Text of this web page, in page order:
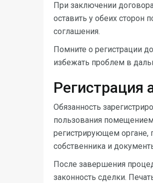
При заключении
оставить у обеих сторон
соглашения.
Помните о регистрации
избежать проблем в
Регистрация
Обязанность
пользования
регистрирующем органе,
собственника и
После завершения
законность сделки.